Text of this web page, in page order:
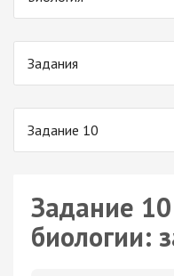
Задания
Задание 10
Задание
биологии: